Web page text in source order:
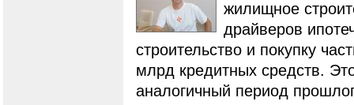
жилищное
драйверов
строительство и покупку
млрд кредитных средств.
аналогичный период